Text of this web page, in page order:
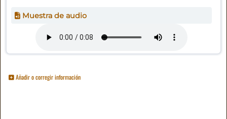
Muestra de audio
Añadir o corregir información